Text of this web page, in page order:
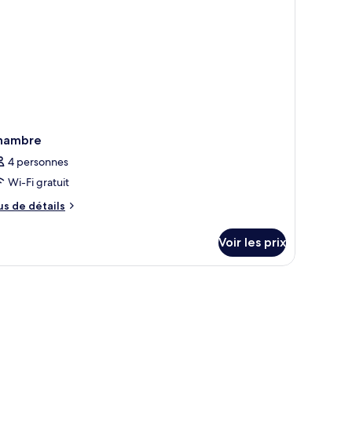
4 personnes
Wi-Fi gratuit
de détails
Voir les prix